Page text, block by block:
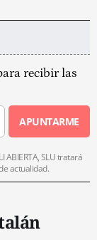
recibir las
APUNTARME
ABIERTA, SLU tratará
actualidad.